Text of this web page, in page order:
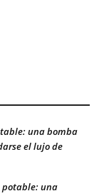
una bomba
el lujo de
potable: una